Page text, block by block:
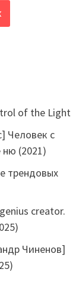
of the Light
Человек с
(2021)
трендовых
creator.
Чиненов]